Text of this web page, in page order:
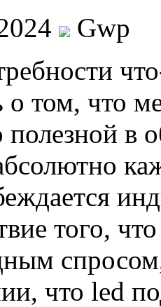
Gwp
о том, что
полезной в
того,
что led